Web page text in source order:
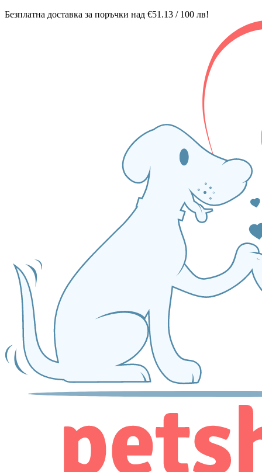
Безплатна доставка за поръчки над €51.13 / 100 лв!